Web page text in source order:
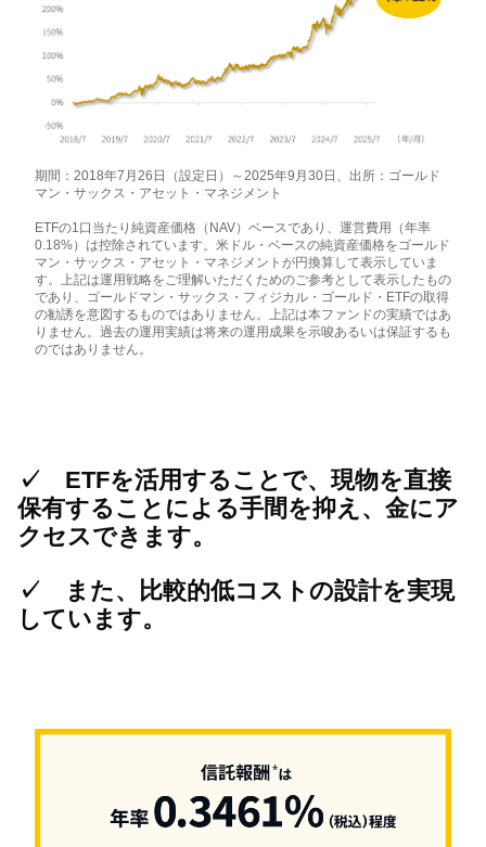
期間：2018年7月26日（設定日）～2025年9月30日、出所：ゴールド
マン・サックス・アセット・マネジメント
ETFの1口当たり純資産価格（NAV）ベースであり、運営費用（年率
0.18%）は控除されています。米ドル・ベースの純資産価格をゴールド
マン・サックス・アセット・マネジメントが円換算して表示していま
す。上記は運用戦略をご理解いただくためのご参考として表示したもの
であり、ゴールドマン・サックス・フィジカル・ゴールド・ETFの取得
の勧誘を意図するものではありません。上記は本ファンドの実績ではあ
りません。 過去の運用実績は将来の運用成果を示唆あるいは保証するも
のではありません。
✓ ETFを活用することで、現物を直接
保有することによる手間を抑え、金にア
クセスできます。
✓ また、比較的低コストの設計を実現
しています。